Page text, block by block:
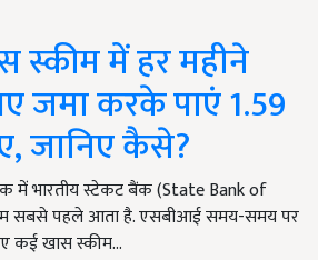
स्कीम में हर महीने
जमा करके पाएं 1.59
जानिए कैसे?
भारतीय स्टेकट बैंक (State Bank of
सबसे पहले आता है. एसबीआई समय-समय पर
कई खास स्कीम…